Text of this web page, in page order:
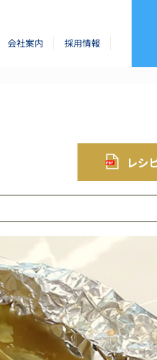
会社案内 採用情報